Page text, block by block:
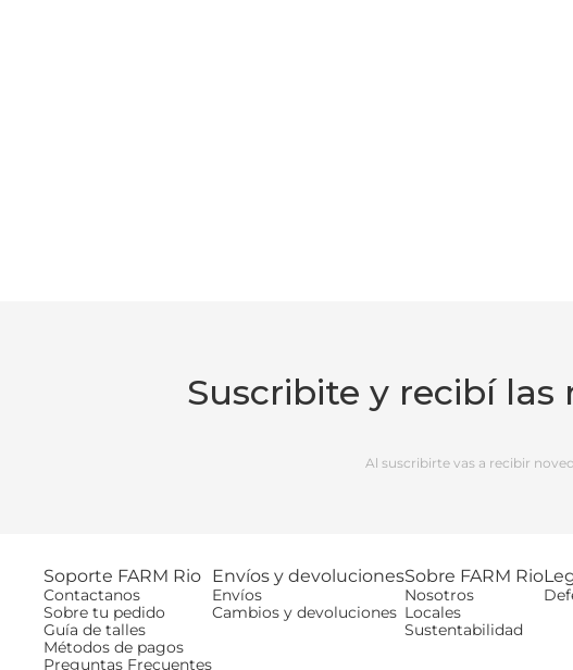
Suscribite y recibí las
Al suscribirte vas a recibir
Soporte FARM Rio
Contactanos
Sobre tu pedido
Guía de talles
Métodos de pagos
Preguntas Frecuentes
Envíos y devoluciones
Envíos
Cambios y devoluciones
Sobre FARM Rio
Nosotros
Locales
Sustentabilidad